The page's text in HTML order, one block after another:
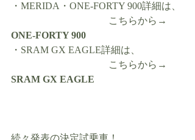
・MERIDA・ONE-FORTY 900詳細は、
こちらから→
ONE-FORTY 900
・SRAM GX EAGLE詳細は、
こちらから→
SRAM GX EAGLE